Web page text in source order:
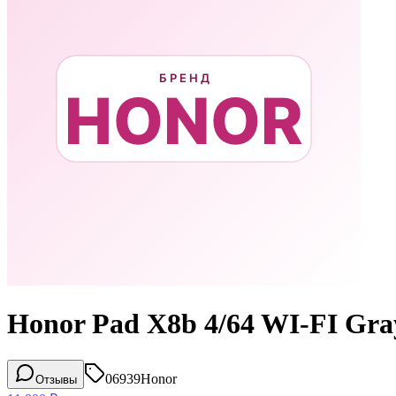
Honor Pad X8b 4/64 WI-FI
Отзывы 06939Honor